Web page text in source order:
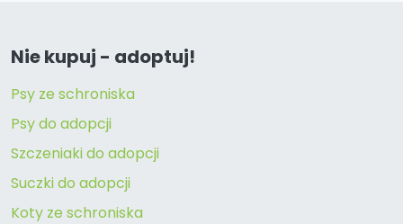
Nie kupuj - adoptuj!
Psy ze schroniska
Psy do adopcji
Szczeniaki do adopcji
Suczki do adopcji
Koty ze schroniska